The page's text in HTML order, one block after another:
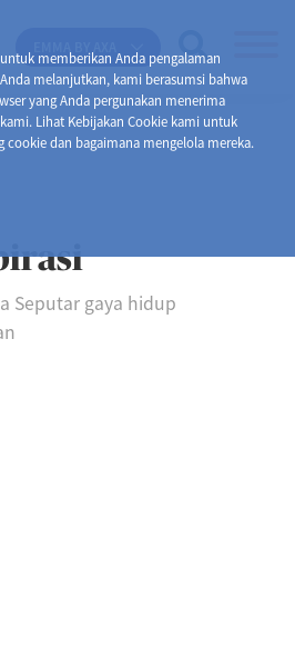
memberikan Anda pengalaman
melanjutkan, kami berasumsi bahwa
yang Anda pergunakan menerima
Lihat Kebijakan Cookie kami untuk
dan bagaimana mengelola mereka.
Seputar gaya hidup